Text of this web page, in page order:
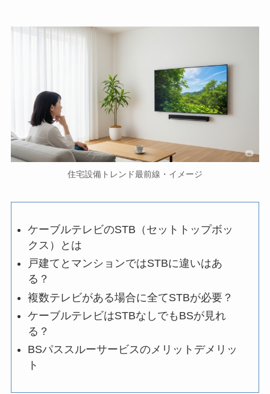
住宅設備トレンド最前線・イメージ
ケーブルテレビのSTB（セットトップボッ
クス）とは
戸建てとマンションではSTBに違いはあ
る？
複数テレビがある場合に全てSTBが必要？
ケーブルテレビはSTBなしでもBSが見れ
る？
BSパススルーサービスのメリットデメリッ
ト